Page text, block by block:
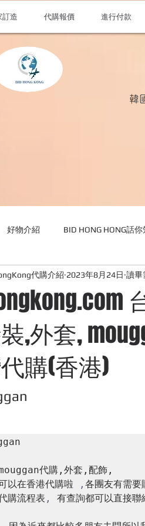
訂造 代購報價 進行付款
韓
好物介紹 BID HONG HONG話你
ABOUT ME ABOUT BIDHONGKONG
Bidhongkong韓國代購網站
,外套,
購(香港)
代購介紹 2023年8月24日 讀畢
代購,外套,配飾,
以在香港代購啦
, 各團友有需要
購流程表 , 有查詢都可以直接聯